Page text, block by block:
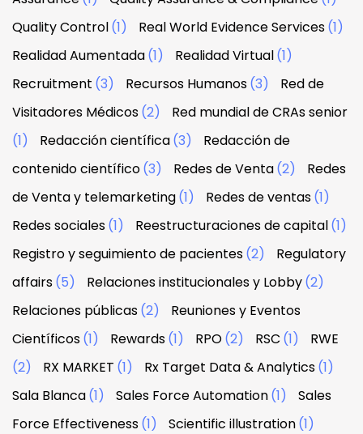
Quality Control(1) Real World Evidence Services(1)
Realidad Aumentada(1) Realidad Virtual(1)
Recruitment (3) Recursos Humanos(3)
Red de
Visitadores Médicos(2)
Red mundial de CRAs senior
(1)
Redacción científica(3)
Redacción de
contenido científico(3) Redes de Venta(2)
Redes
de Venta y telemarketing(1) Redes de ventas(1)
Redes sociales(1) Reestructuraciones de capital(1)
Registro y seguimiento de pacientes(2)
Regulatory
affairs(5) Relaciones institucionales y Lobby(2)
Relaciones públicas(2)
Reuniones y Eventos
Científicos(1) Rewards(1) RPO(2) RSC (1)
RWE
(2)
RX MARKET (1) Rx Target Data & Analytics(1)
Sala Blanca(1) Sales Force Automation(1)
Sales
Force Effectiveness(1) Scientific illustration(1)